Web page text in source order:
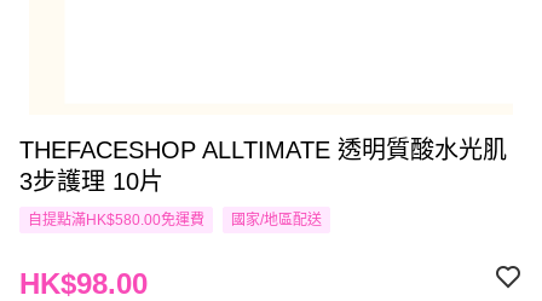
THEFACESHOP ALLTIMATE 透明質酸水光肌
3步護理 10片
自提點滿HK$580.00免運費 國家/地區配送
HK$98.00